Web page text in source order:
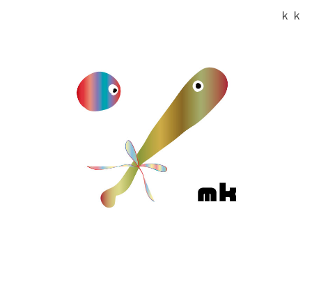
ｋｋ